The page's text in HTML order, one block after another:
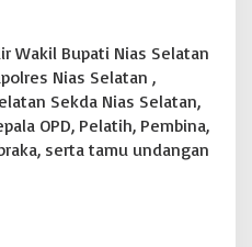
Wakil Bupati Nias Selatan
Nias Selatan ,
Sekda Nias Selatan,
OPD, Pelatih, Pembina,
serta tamu undangan